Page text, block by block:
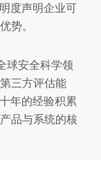
度声明企业可
势。
球安全科学领
三方评估能
年的经验积累
品与系统的核